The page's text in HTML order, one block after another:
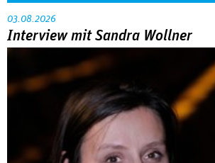
03.08.2026
Interview mit Sandra Wollner